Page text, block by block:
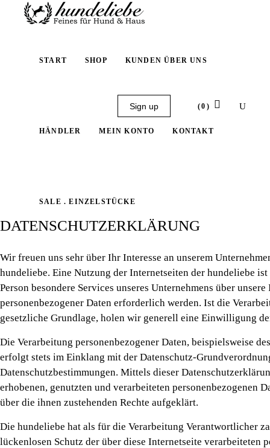
START SHOP KUNDEN ÜBER UNS
HÄNDLER MEIN KONTO KONTAKT
SALE . EINZELSTÜCKE
Sign up (0)
DATENSCHUTZERKLÄRUNG
Wir freuen uns sehr über Ihr Interesse an unserem
hundeliebe. Eine Nutzung der Internetseiten der hundeliebe
Person besondere Services unseres Unternehmens über
personenbezogener Daten erforderlich werden. Ist die
gesetzliche Grundlage, holen wir generell eine Einwilligung
Die Verarbeitung personenbezogener Daten, beispielsweise
erfolgt stets im Einklang mit der Datenschutz-
Datenschutzbestimmungen. Mittels dieser
erhobenen, genutzten und verarbeiteten personenbezogenen
über die ihnen zustehenden Rechte aufgeklärt.
Die hundeliebe hat als für die Verarbeitung Verantwortlicher
lückenlosen Schutz der über diese Internetseite verarbeiteten